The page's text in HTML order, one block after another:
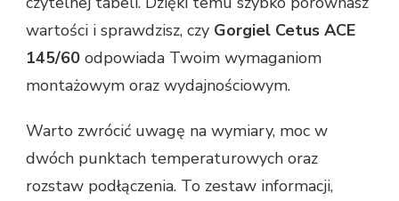
wartości i sprawdzisz, czy Gorgiel Cetus ACE
145/60 odpowiada Twoim wymaganiom
montażowym oraz wydajnościowym.
Warto zwrócić uwagę na wymiary, moc w
dwóch punktach temperaturowych oraz
rozstaw podłączenia. To zestaw informacji,